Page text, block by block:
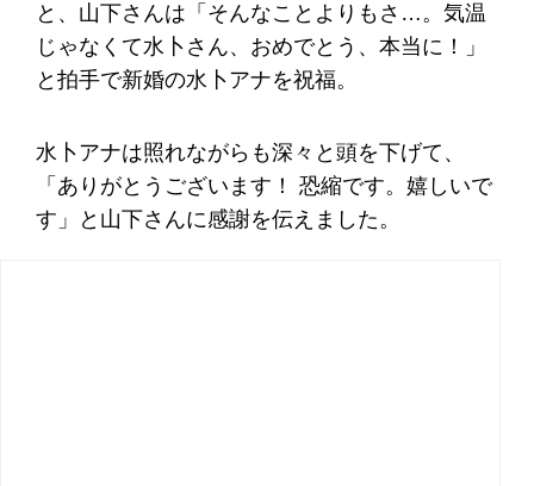
と、山下さんは「そんなことよりもさ…。気温
じゃなくて水卜さん、おめでとう、本当に！」
と拍手で新婚の水卜アナを祝福。
水卜アナは照れながらも深々と頭を下げて、
「ありがとうございます！ 恐縮です。嬉しいで
す」と山下さんに感謝を伝えました。